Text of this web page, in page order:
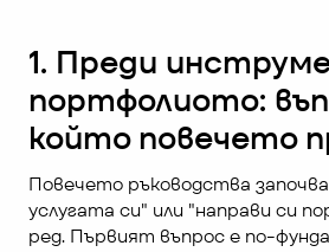
1. Преди
портфолиото:
който повечето
Повечето ръководства
услугата си" или "направи си
ред. Първият въпрос е по-